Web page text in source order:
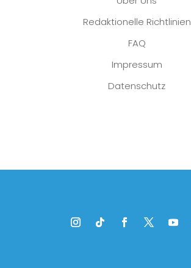
Redaktionelle Richtlinien
FAQ
Impressum
Datenschutz